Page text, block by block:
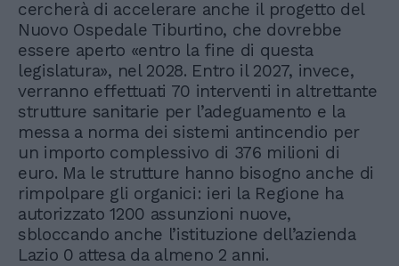
cercherà di accelerare anche il progetto del
Nuovo Ospedale Tiburtino, che dovrebbe
essere aperto «entro la fine di questa
legislatura», nel 2028. Entro il 2027, invece,
verranno effettuati 70 interventi in altrettante
strutture sanitarie per l’adeguamento e la
messa a norma dei sistemi antincendio per
un importo complessivo di 376 milioni di
euro. Ma le strutture hanno bisogno anche di
rimpolpare gli organici: ieri la Regione ha
autorizzato 1200 assunzioni nuove,
sbloccando anche l’istituzione dell’azienda
Lazio 0 attesa da almeno 2 anni.